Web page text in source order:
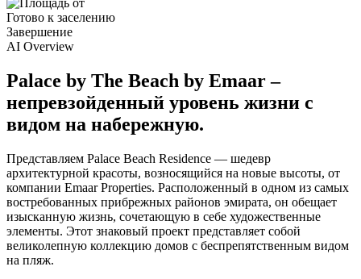
Готово к заселению
Завершение
AI Overview
Palace by The Beach by Emaar –
непревзойденный уровень жизни с
видом на набережную.
Представляем Palace Beach Residence — шедевр
архитектурной красоты, возносящийся на новые высоты, от
компании Emaar Properties. Расположенный в одном из самых
востребованных прибрежных районов эмирата, он обещает
изысканную жизнь, сочетающую в себе художественные
элементы. Этот знаковый проект представляет собой
великолепную коллекцию домов с беспрепятственным видом
на пляж.